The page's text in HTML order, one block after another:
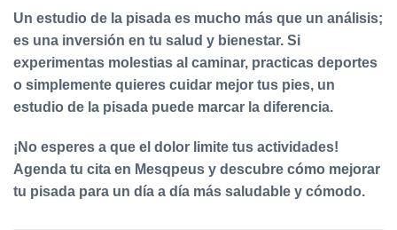
Un estudio de la pisada es mucho más que un análisis;
es una inversión en tu salud y bienestar. Si
experimentas molestias al caminar, practicas deportes
o simplemente quieres cuidar mejor tus pies, un
estudio de la pisada puede marcar la diferencia.
¡No esperes a que el dolor limite tus actividades!
Agenda tu cita en Mesqpeus y descubre cómo mejorar
tu pisada para un día a día más saludable y cómodo.